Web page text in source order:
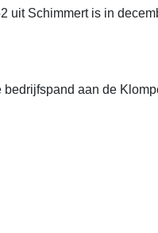
uit Schimmert is in
aan de